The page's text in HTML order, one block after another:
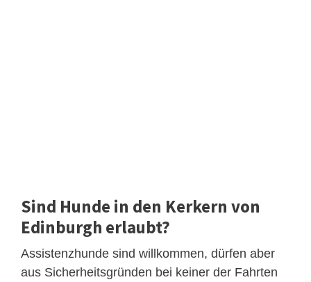
Sind Hunde in den Kerkern von
Edinburgh erlaubt?
Assistenzhunde sind willkommen, dürfen aber
aus Sicherheitsgründen bei keiner der Fahrten